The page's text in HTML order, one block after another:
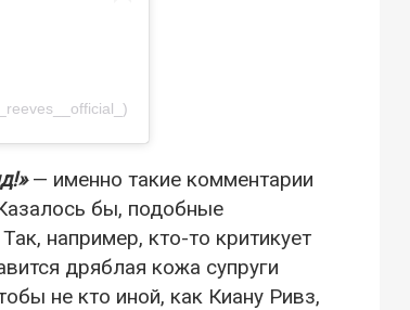
— именно такие комментарии
бы, подобные
например, кто-то критикует
дряблая кожа супруги
не кто иной, как Киану Ривз,